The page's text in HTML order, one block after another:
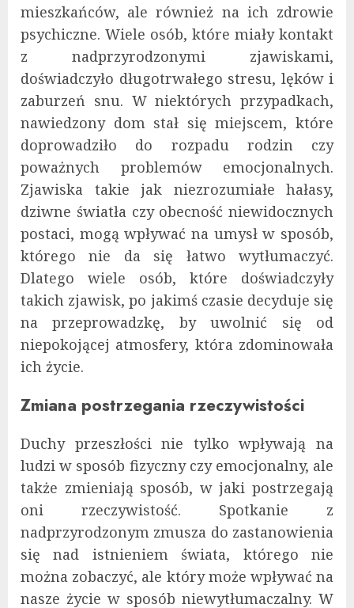
mieszkańców, ale również na ich zdrowie
psychiczne. Wiele osób, które miały kontakt
z nadprzyrodzonymi zjawiskami,
doświadczyło długotrwałego stresu, lęków i
zaburzeń snu. W niektórych przypadkach,
nawiedzony dom stał się miejscem, które
doprowadziło do rozpadu rodzin czy
poważnych problemów emocjonalnych.
Zjawiska takie jak niezrozumiałe hałasy,
dziwne światła czy obecność niewidocznych
postaci, mogą wpływać na umysł w sposób,
którego nie da się łatwo wytłumaczyć.
Dlatego wiele osób, które doświadczyły
takich zjawisk, po jakimś czasie decyduje się
na przeprowadzkę, by uwolnić się od
niepokojącej atmosfery, która zdominowała
ich życie.
Zmiana postrzegania rzeczywistości
Duchy przeszłości nie tylko wpływają na
ludzi w sposób fizyczny czy emocjonalny, ale
także zmieniają sposób, w jaki postrzegają
oni rzeczywistość. Spotkanie z
nadprzyrodzonym zmusza do zastanowienia
się nad istnieniem świata, którego nie
można zobaczyć, ale który może wpływać na
nasze życie w sposób niewytłumaczalny. W